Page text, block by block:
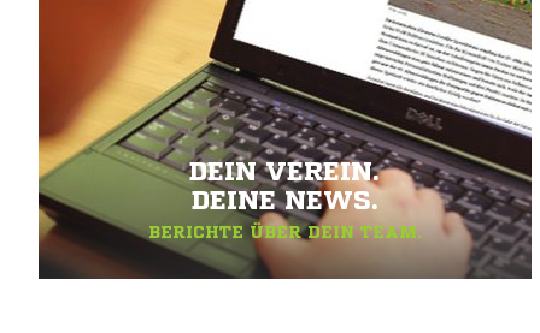
DEIN VEREIN.
DEINE NEWS.
BERICHTE ÜBER DEIN TEAM.